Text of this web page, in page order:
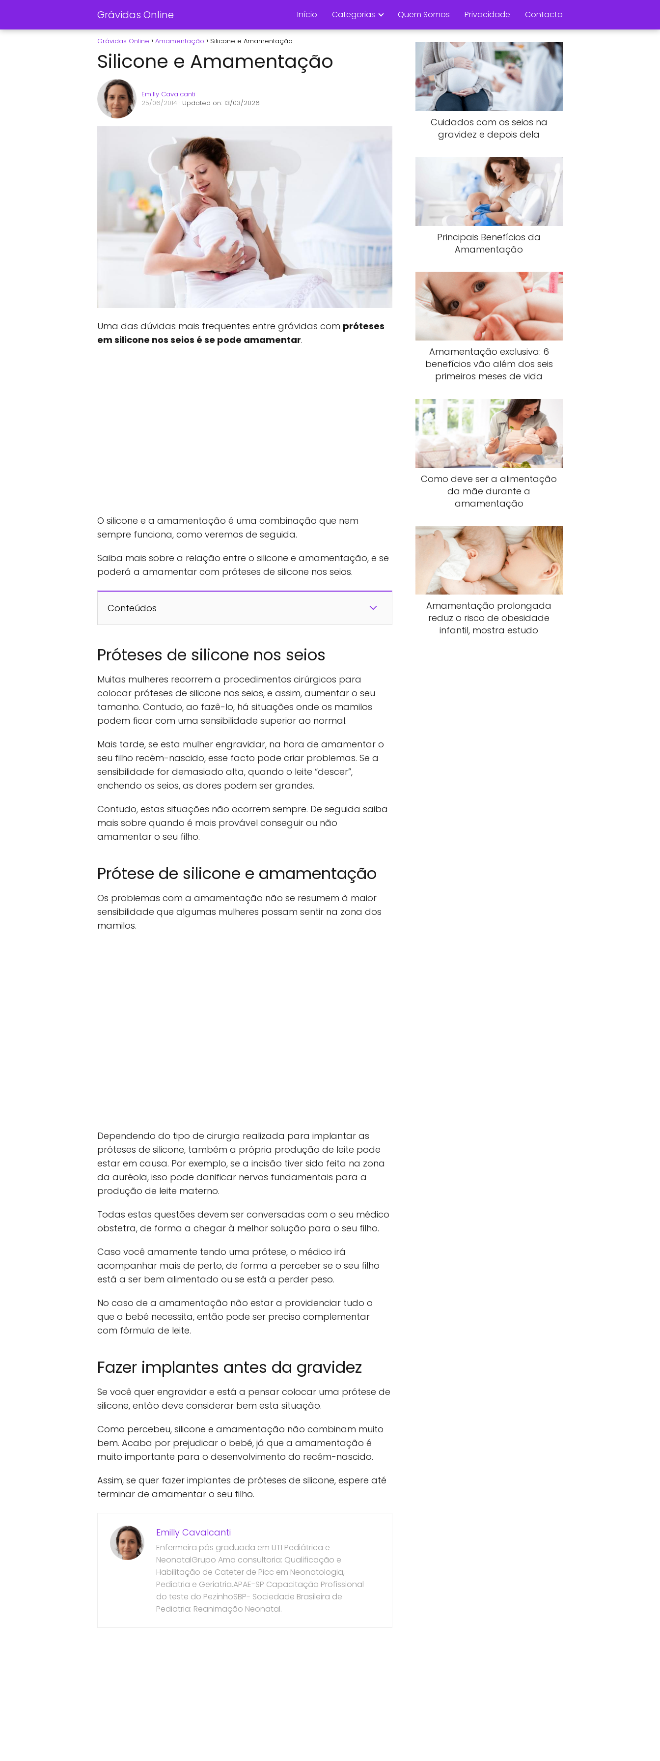
Grávidas Online Início Categorias Quem Somos Privacidade Contacto
Grávidas Online Amamentação Silicone e Amamentação
Silicone e Amamentação
Emilly Cavalcanti
25/06/2014 · Updated on: 13/03/2026
Uma das dúvidas mais frequentes entre grávidas com próteses
em silicone nos seios é se pode amamentar.
O silicone e a amamentação é uma combinação que nem
sempre funciona, como veremos de seguida.
Saiba mais sobre a relação entre o silicone e amamentação, e se
poderá a amamentar com próteses de silicone nos seios.
Conteúdos
Próteses de silicone nos seios
Muitas mulheres recorrem a procedimentos cirúrgicos para
colocar próteses de silicone nos seios, e assim, aumentar o seu
tamanho. Contudo, ao fazê-lo, há situações onde os mamilos
podem ficar com uma sensibilidade superior ao normal.
Mais tarde, se esta mulher engravidar, na hora de amamentar o
seu filho recém-nascido, esse facto pode criar problemas. Se a
sensibilidade for demasiado alta, quando o leite “descer”,
enchendo os seios, as dores podem ser grandes.
Contudo, estas situações não ocorrem sempre. De seguida saiba
mais sobre quando é mais provável conseguir ou não
amamentar o seu filho.
Prótese de silicone e amamentação
Os problemas com a amamentação não se resumem à maior
sensibilidade que algumas mulheres possam sentir na zona dos
mamilos.
Dependendo do tipo de cirurgia realizada para implantar as
próteses de silicone, também a própria produção de leite pode
estar em causa. Por exemplo, se a incisão tiver sido feita na zona
da auréola, isso pode danificar nervos fundamentais para a
produção de leite materno.
Todas estas questões devem ser conversadas com o seu médico
obstetra, de forma a chegar à melhor solução para o seu filho.
Caso você amamente tendo uma prótese, o médico irá
acompanhar mais de perto, de forma a perceber se o seu filho
está a ser bem alimentado ou se está a perder peso.
No caso de a amamentação não estar a providenciar tudo o
que o bebé necessita, então pode ser preciso complementar
com fórmula de leite.
Fazer implantes antes da gravidez
Se você quer engravidar e está a pensar colocar uma prótese de
silicone, então deve considerar bem esta situação.
Como percebeu, silicone e amamentação não combinam muito
bem. Acaba por prejudicar o bebé, já que a amamentação é
muito importante para o desenvolvimento do recém-nascido.
Assim, se quer fazer implantes de próteses de silicone, espere até
terminar de amamentar o seu filho.
Emilly Cavalcanti
Enfermeira pós graduada em UTI Pediátrica e
NeonatalGrupo Ama consultoria: Qualificação e
Habilitação de Cateter de Picc em Neonatologia,
Pediatria e Geriatria.APAE-SP Capacitação Profissional
do teste do PezinhoSBP- Sociedade Brasileira de
Pediatria: Reanimação Neonatal.
Cuidados com os seios na
gravidez e depois dela
Principais Benefícios da
Amamentação
Amamentação exclusiva: 6
benefícios vão além dos seis
primeiros meses de vida
Como deve ser a alimentação
da mãe durante a
amamentação
Amamentação prolongada
reduz o risco de obesidade
infantil, mostra estudo